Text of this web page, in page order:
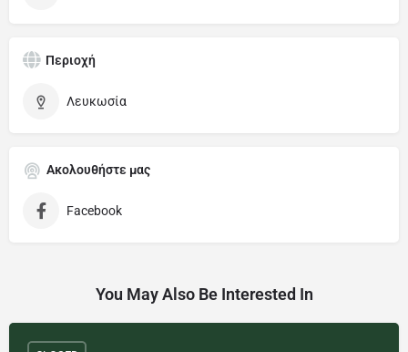
Περιοχή
Λευκωσία
Ακολουθήστε μας
Facebook
You May Also Be Interested In